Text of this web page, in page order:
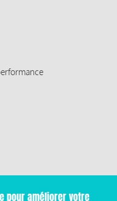
pour améliorer votre